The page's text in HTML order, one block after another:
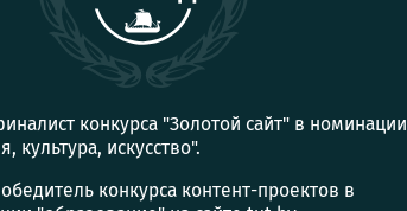
конкурса "Золотой сайт" в номинации
культура, искусство".
конкурса контент-проектов в